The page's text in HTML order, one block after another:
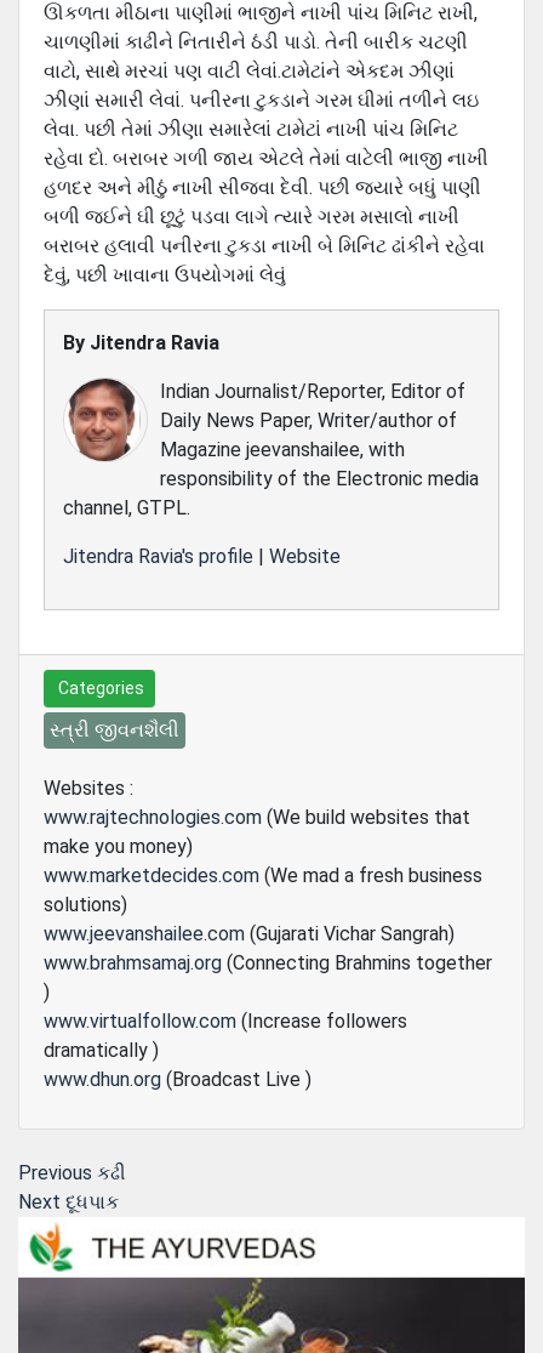
ઊકળતા મીઠાના પાણીમાં ભાજીને નાખી પાંચ મિનિટ રાખી,
ચાળણીમાં કાઢીને નિતારીને ઠંડી પાડો. તેની બારીક ચટણી
વાટો, સાથે મરચાં પણ વાટી લેવાં.ટામેટાંને એકદમ ઝીણાં
ઝીણાં સમારી લેવાં. પનીરના ટુકડાને ગરમ ઘીમાં તળીને લઇ
લેવા. પછી તેમાં ઝીણા સમારેલાં ટામેટાં નાખી પાંચ મિનિટ
રહેવા દો. બરાબર ગળી જાય એટલે તેમાં વાટેલી ભાજી નાખી
હળદર અને મીઠું નાખી સીજવા દેવી. પછી જ્યારે બધું પાણી
બળી જઈને ઘી છૂટું પડવા લાગે ત્યારે ગરમ મસાલો નાખી
બરાબર હલાવી પનીરના ટુકડા નાખી બે મિનિટ ઢાંકીને રહેવા
દેવું, પછી ખાવાના ઉપયોગમાં લેવું
By Jitendra Ravia
Indian Journalist/Reporter, Editor of
Daily News Paper, Writer/author of
Magazine jeevanshailee, with
responsibility of the Electronic media
channel, GTPL.
Jitendra Ravia's profile | Website
Categories
સ્ત્રી જીવનશૈલી
Websites :
www.rajtechnologies.com (We build websites that
make you money)
www.marketdecides.com (We mad a fresh business
solutions)
www.jeevanshailee.com (Gujarati Vichar Sangrah)
www.brahmsamaj.org (Connecting Brahmins together
)
www.virtualfollow.com (Increase followers
dramatically )
www.dhun.org (Broadcast Live )
Post
navigation
Previous Previous
post:
કઢી
Next Next
દૂધપાક